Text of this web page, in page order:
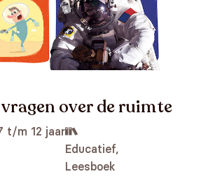
over de ruimte
t/m 12 jaar
Educatief,
Leesboek